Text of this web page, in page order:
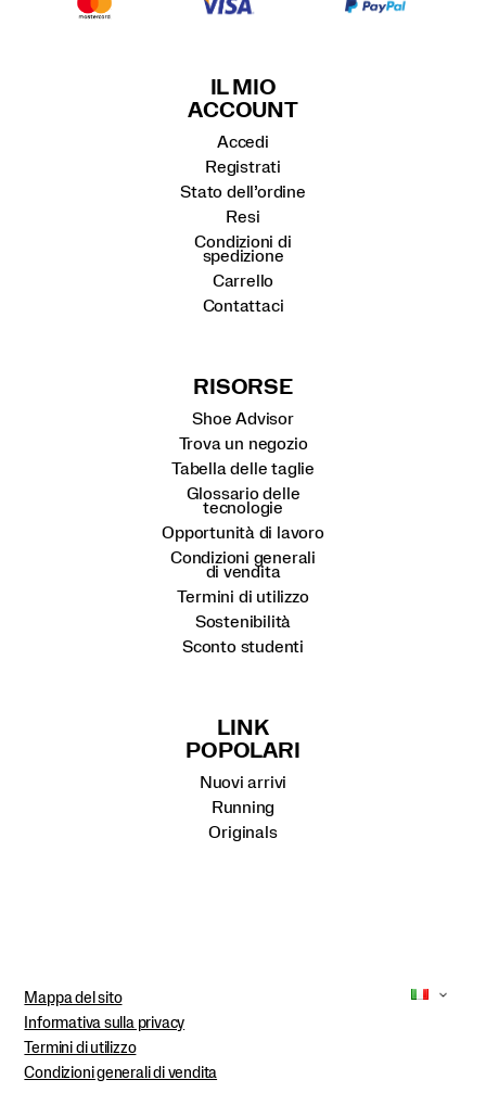
IL MIO
ACCOUNT
Accedi
Registrati
Stato dell’ordine
Resi
Condizioni di
spedizione
Carrello
Contattaci
RISORSE
Shoe Advisor
Trova un negozio
Tabella delle taglie
Glossario delle
tecnologie
Opportunità di lavoro
Condizioni generali
di vendita
Termini di utilizzo
Sostenibilità
Sconto studenti
LINK
POPOLARI
Nuovi arrivi
Running
Originals
Mappa del sito
Informativa sulla privacy
Termini di utilizzo
Condizioni generali di vendita